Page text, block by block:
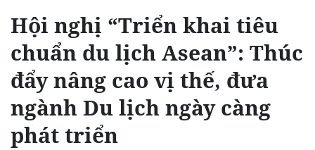
Hội nghị “Triển khai tiêu
chuẩn du lịch Asean”: Thúc
đẩy nâng cao vị thế, đưa
ngành Du lịch ngày càng
phát triển